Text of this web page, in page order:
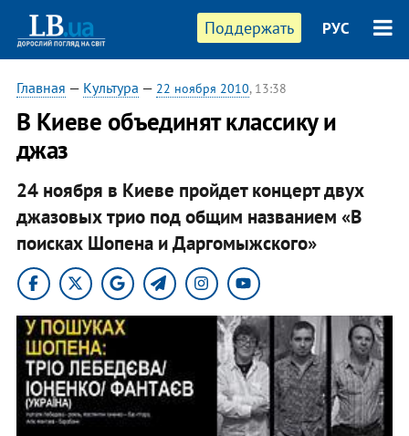
Поддержать РУС
Главная — Культура — 22 ноября 2010, 13:38
В Киеве объединят классику и
джаз
24 ноября в Киеве пройдет концерт двух
джазовых трио под общим названием «В
поисках Шопена и Даргомыжского»​